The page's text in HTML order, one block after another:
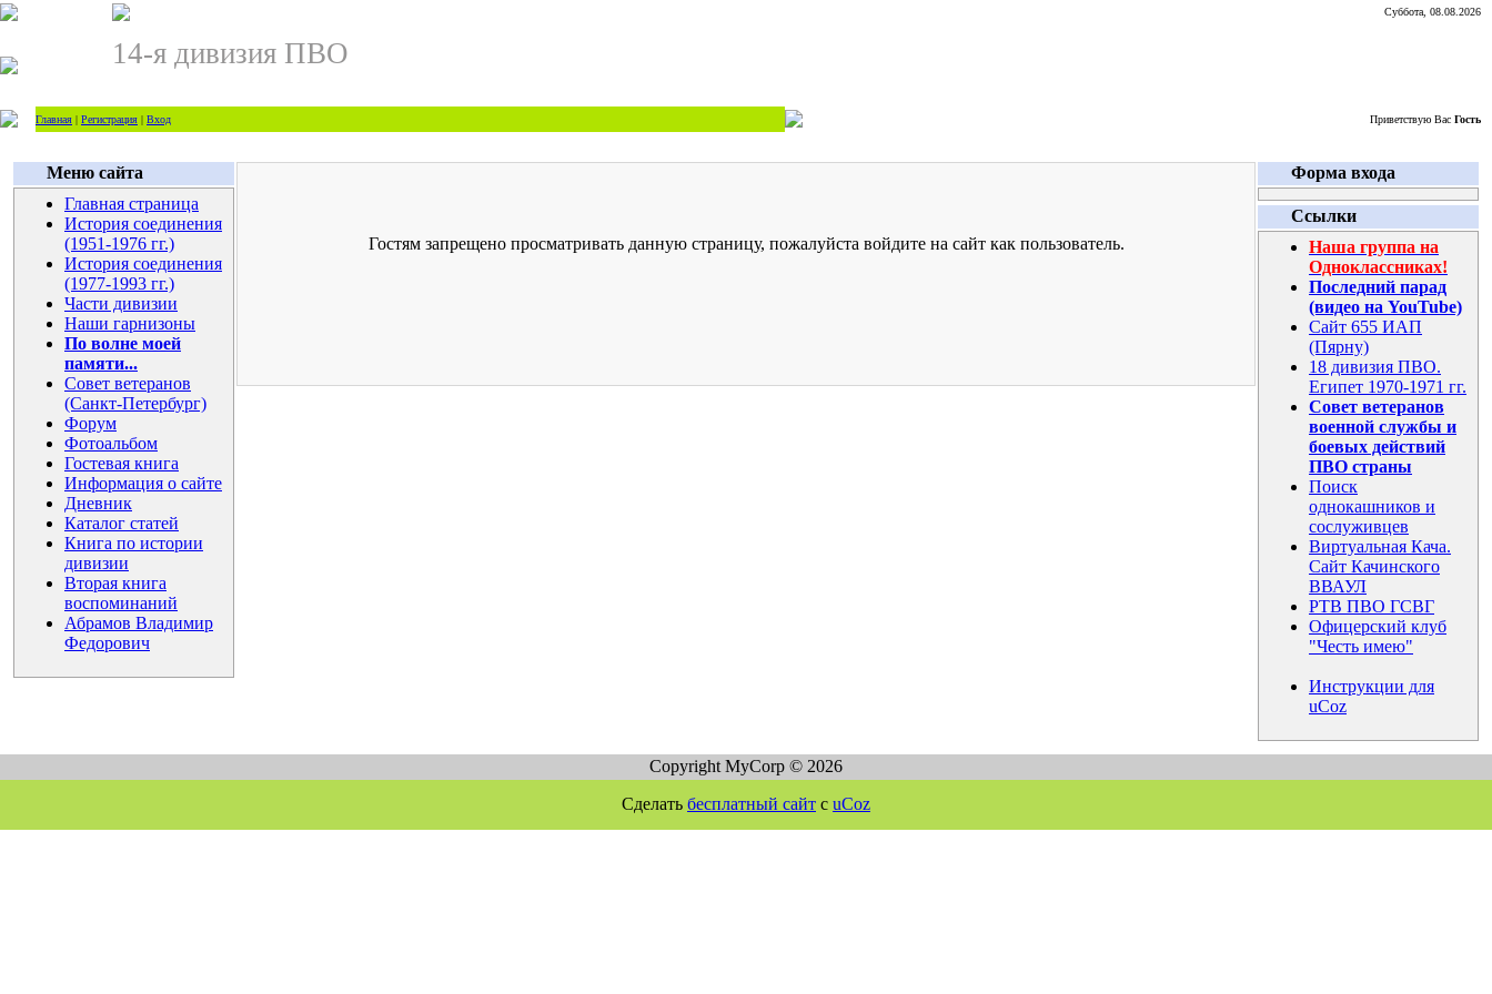
Суббота, 08.08.2026
14-я дивизия ПВО
Главная | Регистрация | Вход Приветствую Вас Гость
Меню сайта
Главная страница
История соединения
(1951-1976 гг.)
История соединения
(1977-1993 гг.)
Части дивизии
Наши гарнизоны
По волне моей
памяти...
Совет ветеранов
(Санкт-Петербург)
Форум
Фотоальбом
Гостевая книга
Информация о сайте
Дневник
Каталог статей
Книга по истории
дивизии
Вторая книга
воспоминаний
Абрамов Владимир
Федорович
Гостям запрещено просматривать данную страницу, пожалуйста войдите на сайт как пользователь.
Форма входа
Ссылки
Наша группа на
Одноклассниках!
Последний парад
(видео на YouTube)
Сайт 655 ИАП
(Пярну)
18 дивизия ПВО.
Египет 1970-1971 гг.
Совет ветеранов
военной службы и
боевых действий
ПВО страны
Поиск
однокашников и
сослуживцев
Виртуальная Кача.
Сайт Качинского
ВВАУЛ
РТВ ПВО ГСВГ
Офицерский клуб
"Честь имею"
Инструкции для
uCoz
Copyright MyCorp © 2026
Сделать бесплатный сайт с uCoz